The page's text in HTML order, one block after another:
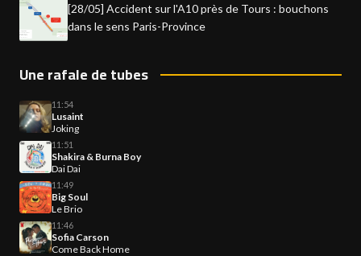
[28/05] Accident sur l'A10 près de Tours : bouchons
dans le sens Paris-Province
Une rafale de tubes
11:54
Lusaint
Joking
11:51
Shakira & Burna Boy
Dai Dai
11:49
Big Soul
Le Brio
11:46
Sofia Carson
Come Back Home